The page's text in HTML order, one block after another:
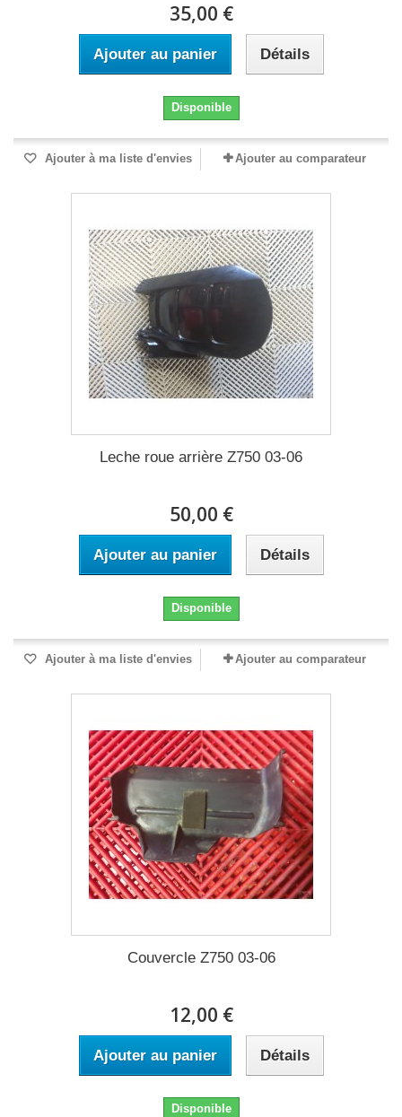
35,00 €
Ajouter au panier Détails
Disponible
Ajouter à ma liste d'envies Ajouter au comparateur
Leche roue arrière Z750 03-06
50,00 €
Ajouter au panier Détails
Disponible
Ajouter à ma liste d'envies Ajouter au comparateur
Couvercle Z750 03-06
12,00 €
Ajouter au panier Détails
Disponible